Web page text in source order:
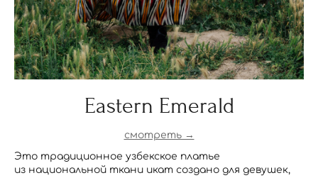
Eastern Emerald
смотреть →
Это традиционное узбекское платье
из национальной ткани икат создано для девушек,